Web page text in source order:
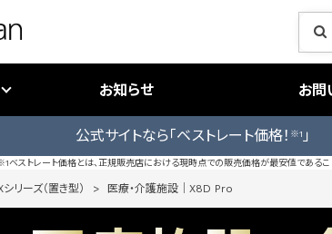
お知らせ お問
公式サイトなら「ベストレート価格！ ※1 」
ベストレート価格とは、正規販売店における現時点での販売価格が最安値である
リーズ（置き型） > 医療・介護施設｜X8D Pro